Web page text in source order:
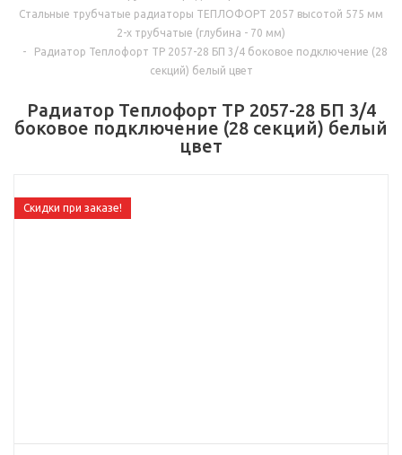
Стальные трубчатые радиаторы ТЕПЛОФОРТ 2057 высотой 575 мм
2-х трубчатые (глубина - 70 мм)
-
Радиатор Теплофорт ТР 2057-28 БП 3/4 боковое подключение (28
секций) белый цвет
Радиатор Теплофорт ТР 2057-28 БП 3/4
боковое подключение (28 секций) белый
цвет
Скидки при заказе!